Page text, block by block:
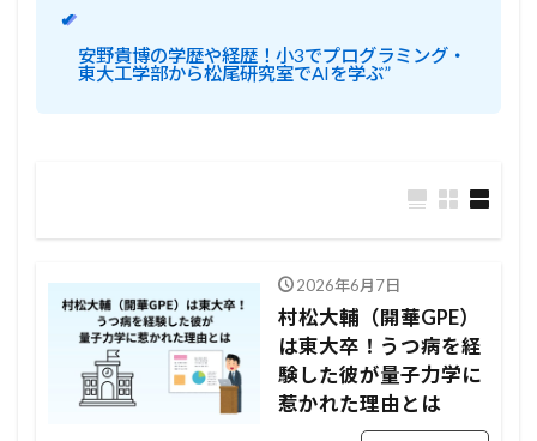
✔
安野貴博の学歴や経歴！小3でプログラミング・
東大工学部から松尾研究室でAIを学ぶ”
2026年6月7日
村松大輔（開華GPE）
は東大卒！うつ病を経
験した彼が量子力学に
惹かれた理由とは